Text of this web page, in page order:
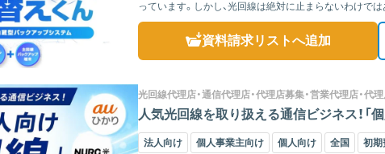
っています。しかし、光回線は絶対に止まらないわけで
信が利用できなくな...
資料請求リストへ追加
光回線代理店・通信代理店・代理店募集・営業代理店・代
人気光回線を取り扱える通信ビジネス！「
法人向け 個人事業主向け 個人向け 全国 初期